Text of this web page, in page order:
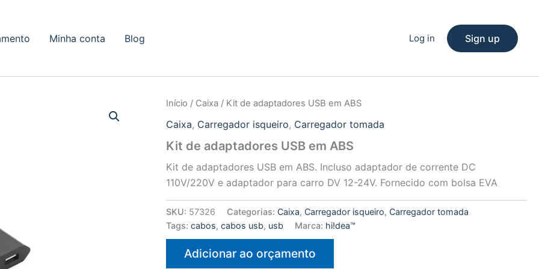
Minha conta Blog Log in Sign up
Início / Caixa / Kit de adaptadores USB em ABS
Caixa, Carregador isqueiro, Carregador tomada
Kit de adaptadores USB em ABS
Kit de adaptadores USB em ABS. Incluso adaptador de corrente DC
110V/220V e adaptador para carro DV 12-24V. Fornecido com bolsa EVA
SKU: 57326 Categorias:Caixa,Carregador isqueiro,Carregador tomada
Tags:cabos,cabos usb, usb Marca: hi!dea™
Adicionar ao orçamento